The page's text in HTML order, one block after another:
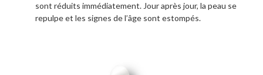
sont réduits immédiatement. Jour après jour, la peau se
repulpe et les signes de l’âge sont estompés.